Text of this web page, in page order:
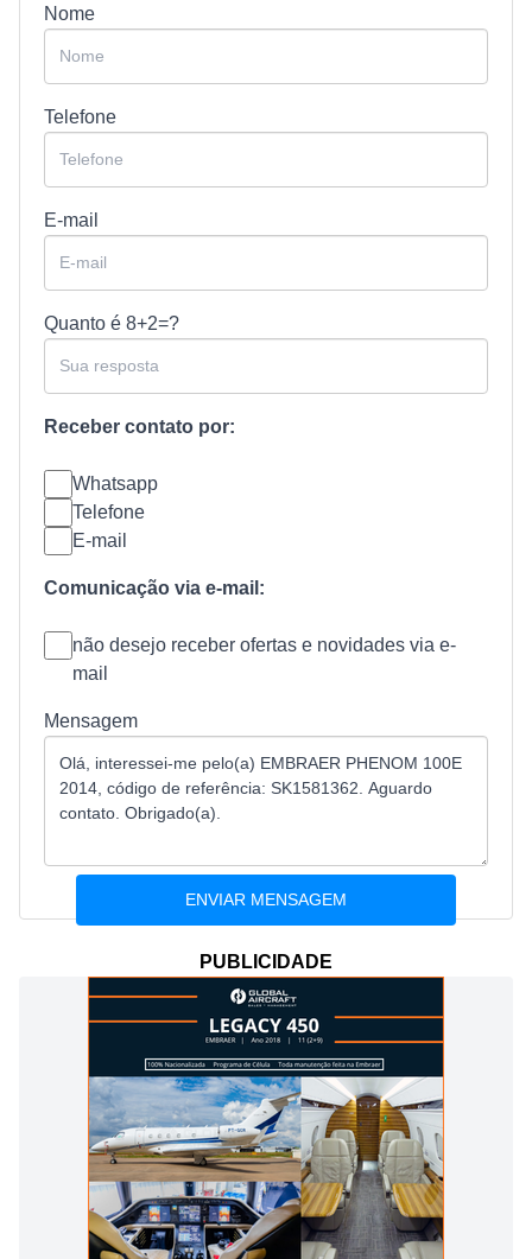
Nome
Telefone
E-mail
Quanto é 8+2=?
Receber contato por:
Whatsapp
Telefone
E-mail
Comunicação via e-mail:
não desejo receber ofertas e novidades via e-
mail
Mensagem
PUBLICIDADE